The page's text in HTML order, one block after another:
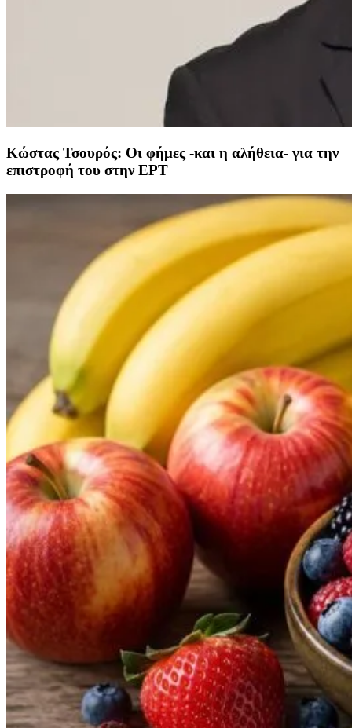
Κώστας Τσουρός: Οι φήμες -και η αλήθεια- για την
επιστροφή του στην ΕΡΤ